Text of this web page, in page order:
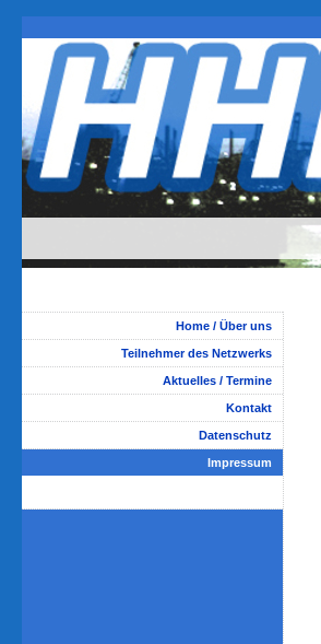
Home / Über uns
Teilnehmer des Netzwerks
Aktuelles / Termine
Kontakt
Datenschutz
Impressum